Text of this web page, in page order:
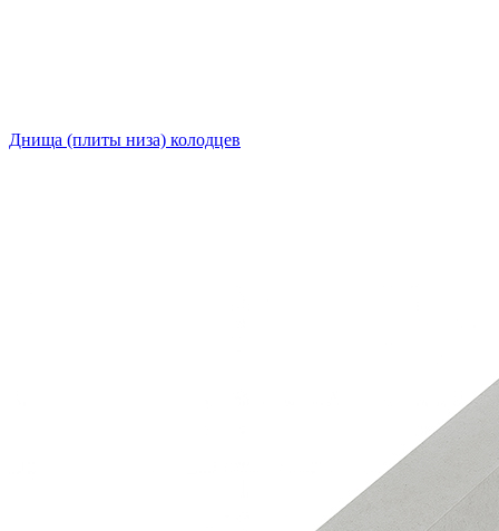
Днища (плиты низа) колодцев